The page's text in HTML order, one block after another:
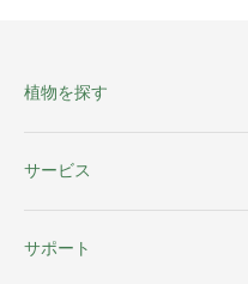
植物を探す
サービス
サポート